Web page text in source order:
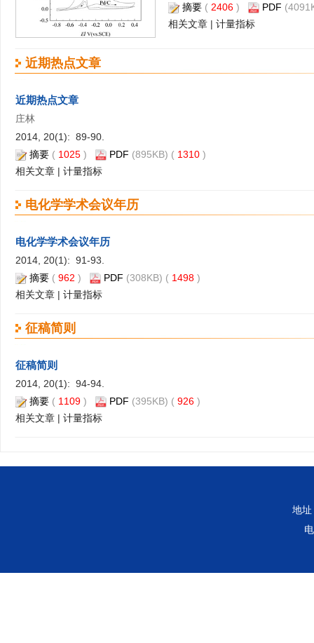
摘要( 2406) PDF
相关文章| 计量指标
近期热点文章
近期热点文章
庄林
2014, 20(1): 89-90.
摘要 ( 1025 ) PDF (895KB) ( 1310 )
相关文章 | 计量指标
电化学学术会议年历
电化学学术会议年历
2014, 20(1): 91-93.
摘要 ( 962 ) PDF (308KB) ( 1498 )
相关文章 | 计量指标
征稿简则
征稿简则
2014, 20(1): 94-94.
摘要 ( 1109 ) PDF (395KB) ( 926 )
相关文章 | 计量指标
地